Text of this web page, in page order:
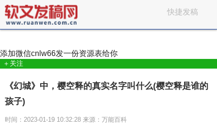
快捷发稿
添加微信cnlw66发一份资源表给你
＋关注
《幻城》中，樱空释的真实名字叫什么(樱空释是谁的
孩子)
时间：2023-01-19 10:32:28 来源：万能百科